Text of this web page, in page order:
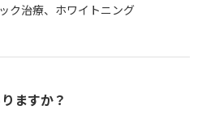
ク治療、ホワイトニング
ますか？